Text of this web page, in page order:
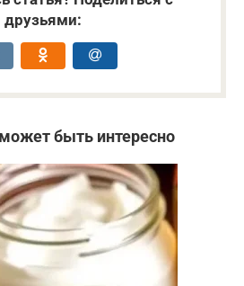
друзьями:
быть интересно